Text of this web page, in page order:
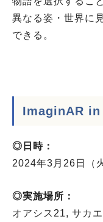
異なる姿・世界に
できる。
ImaginAR in
◎日時：
2024年3月26日（
◎実施場所：
オアシス21, サカ